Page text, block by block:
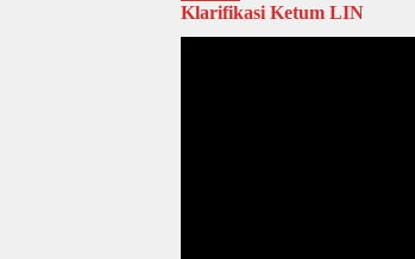
Klarifikasi Ketum LIN